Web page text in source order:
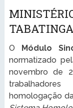
O Módulo
normatizado
novembro de
homologação